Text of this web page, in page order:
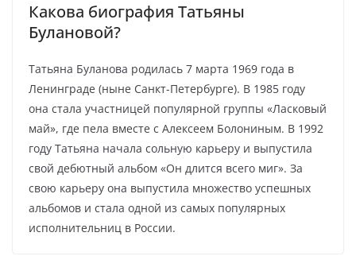
Какова биография Татьяны
Булановой?
Татьяна Буланова родилась 7 марта 1969 года в
Ленинграде (ныне Санкт-Петербурге). В 1985 году
она стала участницей популярной группы «Ласковый
май», где пела вместе с Алексеем Болониным. В 1992
году Татьяна начала сольную карьеру и выпустила
свой дебютный альбом «Он длится всего миг». За
свою карьеру она выпустила множество успешных
альбомов и стала одной из самых популярных
исполнительниц в России.